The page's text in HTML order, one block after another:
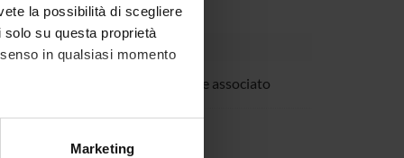
la possibilità di scegliere
su questa proprietà
in qualsiasi momento
metro,Marketing
Professore associato